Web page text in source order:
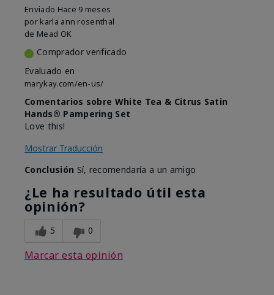
Enviado Hace 9 meses
por karla ann rosenthal
de Mead OK
Comprador verificado
Evaluado en
marykay.com/en-us/
Comentarios sobre White Tea & Citrus Satin
Hands® Pampering Set
Love this!
Mostrar Traducción
Conclusión Sí, recomendaría a un amigo
¿Le ha resultado útil esta
opinión?
5 0
Marcar esta opinión